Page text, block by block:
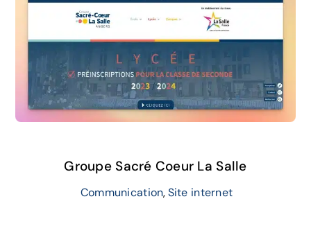
Groupe Sacré Coeur La Salle
Communication,Site internet